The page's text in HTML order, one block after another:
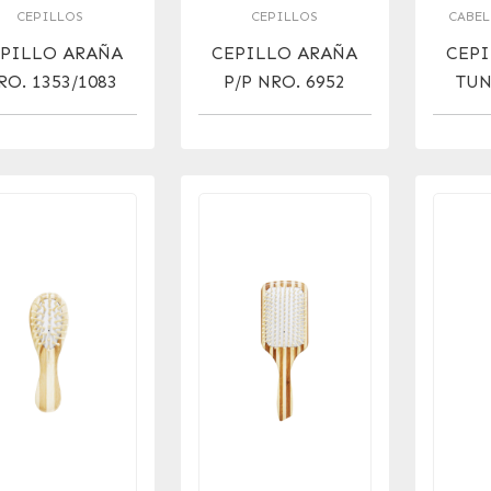
CEPILLOS
ARAÑA
1353/1083
CEPILLOS
CEPILLO ARAÑA
P/P NRO. 6952